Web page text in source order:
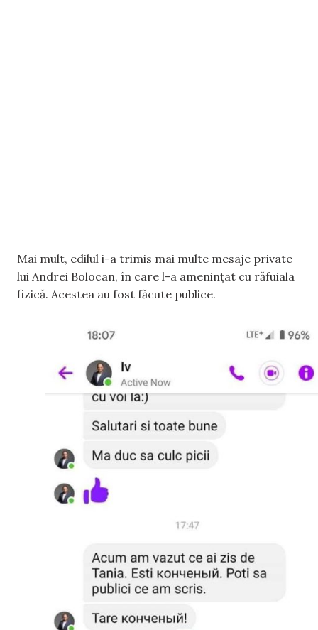
Mai mult, edilul i-a trimis mai multe mesaje private
lui Andrei Bolocan, în care l-a amenințat cu răfuiala
fizică. Acestea au fost făcute publice.